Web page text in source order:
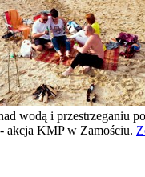
wodą i przestrzeganiu
akcja KMP w Zamościu.